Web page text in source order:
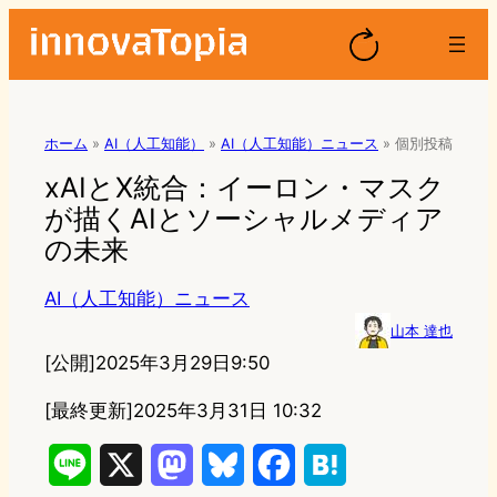
ホーム » AI（人工知能） » AI（人工知能）ニュース » 個別投稿
xAIとX統合：イーロン・マスク
が描くAIとソーシャルメディア
の未来
AI（人工知能）ニュース
山本 達也
[公開]2025年3月29日9:50
[最終更新]2025年3月31日 10:32